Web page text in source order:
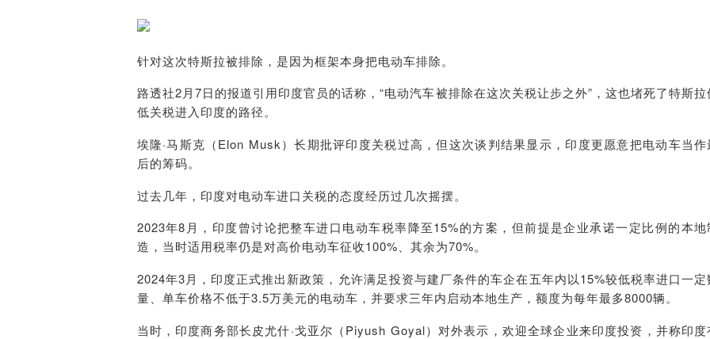
针对这次特斯拉被排除，是因为框架本身把电动车排除。
路透社2月7日的报道引用印度官员的话称，“电动汽车被排除在这次关税让步之外”，这也堵死了特斯拉
低关税进入印度的路径。
埃隆·马斯克（Elon Musk）长期批评印度关税过高，但这次谈判结果显示，印度更愿意把电动车当作
后的筹码。
过去几年，印度对电动车进口关税的态度经历过几次摇摆。
2023年8月，印度曾讨论把整车进口电动车税率降至15%的方案，但前提是企业承诺一定比例的本地
造，当时适用税率仍是对高价电动车征收100%、其余为70%。
2024年3月，印度正式推出新政策，允许满足投资与建厂条件的车企在五年内以15%较低税率进口一定
量、单车价格不低于3.5万美元的电动车，并要求三年内启动本地生产，额度为每年最多8000辆。
当时，印度商务部长皮尤什·戈亚尔（Piyush Goyal）对外表示，欢迎全球企业来印度投资，并称印度